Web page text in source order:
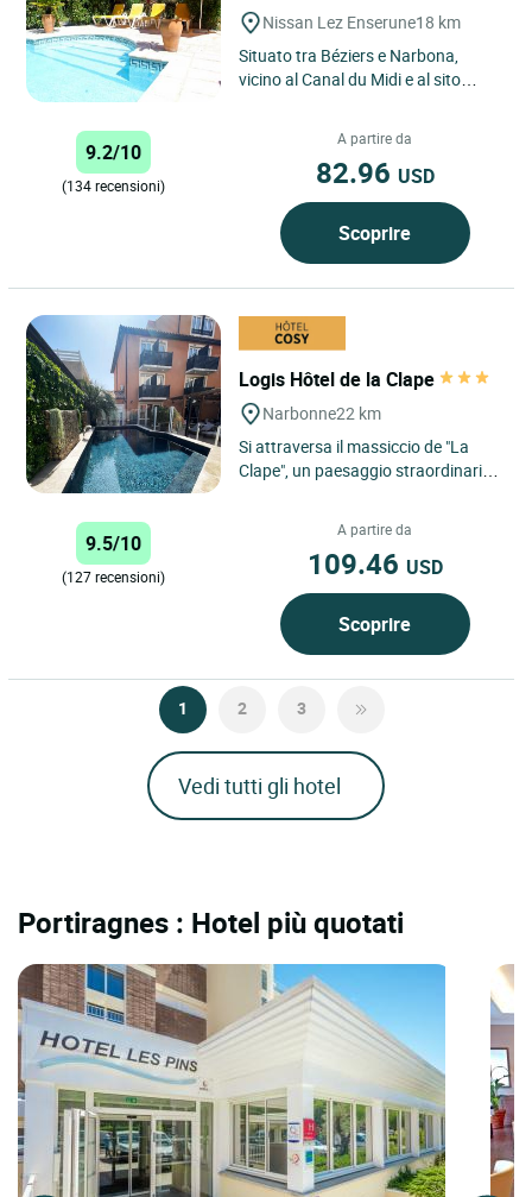
Nissan Lez Enserune18 km
Situato tra Béziers e Narbona,
vicino al Canal du Midi e al sito
9.2/10
(134 recensioni)
A partire da
82.96 USD
Scoprire
Logis Hôtel de la Clape
Narbonne22 km
Si attraversa il massiccio de "La
Clape", un paesaggio straordinario,
9.5/10
(127 recensioni)
A partire da
109.46 USD
Scoprire
1 2 3
Vedi tutti gli hotel
Portiragnes : Hotel più quotati